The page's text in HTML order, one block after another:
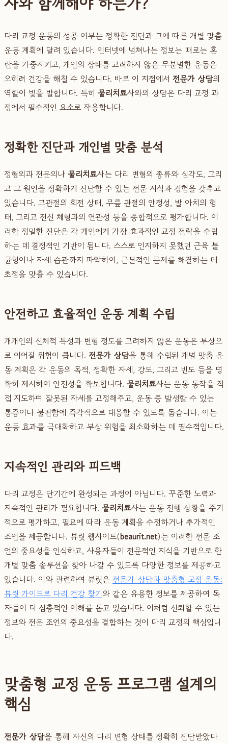
다리 교정 운동의 성공 여부는 정확한 진단과 그에 따른 개별 맞춤
운동 계획에 달려 있습니다. 인터넷에 넘쳐나는 정보는 때로는 혼
란을 가중시키고, 개인의 상태를 고려하지 않은 무분별한 운동은
오히려 건강을 해칠 수 있습니다. 바로 이 지점에서 전문가 상담의
역할이 빛을 발합니다. 특히 물리치료사와의 상담은 다리 교정 과
정에서 필수적인 요소로 작용합니다.
정확한 진단과 개인별 맞춤 분석
정형외과 전문의나 물리치료사는 다리 변형의 종류와 심각도, 그리
고 그 원인을 정확하게 진단할 수 있는 전문 지식과 경험을 갖추고
있습니다. 고관절의 회전 상태, 무릎 관절의 안정성, 발 아치의 형
태, 그리고 전신 체형과의 연관성 등을 종합적으로 평가합니다. 이
러한 정밀한 진단은 각 개인에게 가장 효과적인 교정 전략을 수립
하는 데 결정적인 기반이 됩니다. 스스로 인지하지 못했던 근육 불
균형이나 자세 습관까지 파악하여, 근본적인 문제를 해결하는 데
초점을 맞출 수 있습니다.
안전하고 효율적인 운동 계획 수립
개개인의 신체적 특성과 변형 정도를 고려하지 않은 운동은 부상으
로 이어질 위험이 큽니다. 전문가 상담을 통해 수립된 개별 맞춤 운
동 계획은 각 운동의 목적, 정확한 자세, 강도, 그리고 빈도 등을 명
확히 제시하여 안전성을 확보합니다. 물리치료사는 운동 동작을 직
접 지도하며 잘못된 자세를 교정해주고, 운동 중 발생할 수 있는
통증이나 불편함에 즉각적으로 대응할 수 있도록 돕습니다. 이는
운동 효과를 극대화하고 부상 위험을 최소화하는 데 필수적입니다.
지속적인 관리와 피드백
다리 교정은 단기간에 완성되는 과정이 아닙니다. 꾸준한 노력과
지속적인 관리가 필요합니다. 물리치료사는 운동 진행 상황을 주기
적으로 평가하고, 필요에 따라 운동 계획을 수정하거나 추가적인
조언을 제공합니다. 뷰릿 웹사이트(beaurit.net)는 이러한 전문 조
언의 중요성을 인식하고, 사용자들이 전문적인 지식을 기반으로 한
개별 맞춤 솔루션을 찾아 나갈 수 있도록 다양한 정보를 제공하고
있습니다. 이와 관련하여 뷰릿은 전문가 상담과 맞춤형 교정 운동:
뷰릿 가이드로 다리 건강 찾기와 같은 유용한 정보를 제공하여 독
자들이 더 심층적인 이해를 돕고 있습니다. 이처럼 신뢰할 수 있는
정보와 전문 조언의 중요성을 결합하는 것이 다리 교정의 핵심입니
다.
맞춤형 교정 운동 프로그램 설계의
핵심
전문가 상담을 통해 자신의 다리 변형 상태를 정확히 진단받았다